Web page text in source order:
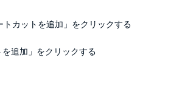
トカットを追加」をクリックする